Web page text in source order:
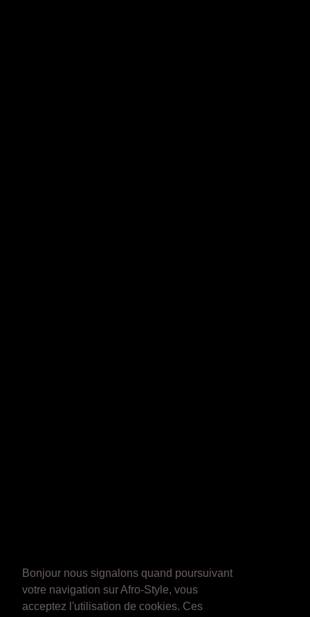
Bonjour nous signalons quand poursuivant
votre navigation sur Afro-Style, vous
acceptez l'utilisation de cookies. Ces